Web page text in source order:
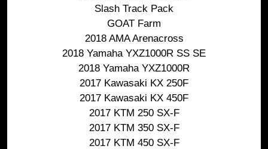
Slash Track Pack
GOAT Farm
2018 AMA Arenacross
2018 Yamaha YXZ1000R SS SE
2018 Yamaha YXZ1000R
2017 Kawasaki KX 250F
2017 Kawasaki KX 450F
2017 KTM 250 SX-F
2017 KTM 350 SX-F
2017 KTM 450 SX-F